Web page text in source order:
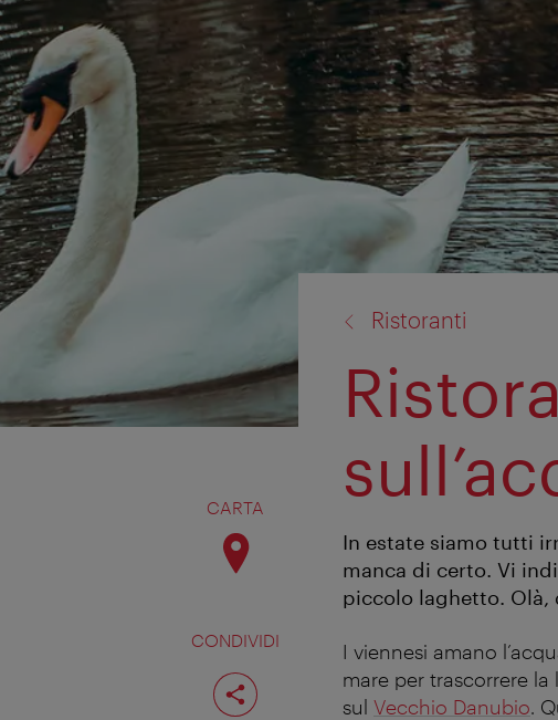
CARTA
CONDIVIDI
Condividi
pagina
Ristoranti
In estate siamo tutti
manca di certo. Vi
piccolo laghetto. Olà,
I viennesi amano
mare per trascorrere la
sul Vecchio Danubio.